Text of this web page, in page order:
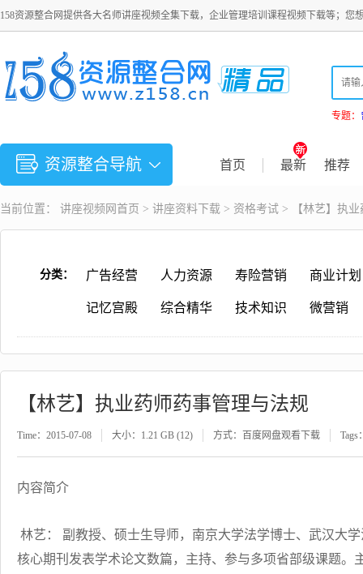
158资源整合网提供各大名师讲座视频全集下载，企业管理培训课程视频下载等；您
专题：
资源整合导航 首页 最新 推荐
当前位置： 讲座视频 网首页 > 讲座资料下载 > 资格考试 > 【林艺】执
分类： 广告经营 人力资源 寿险营销 商业计划
记忆宫殿 综合精华 技术知识 微营销
【林艺】执业药师药事管理与法规
Time：2015-07-08 大小：1.21 GB (12) 方式：百度网盘观看下载 Tags
内容简介
林艺： 副教授、硕士生导师，南京大学法学博士、武汉大
核心期刊发表学术论文数篇，主持、参与多项省部级课题